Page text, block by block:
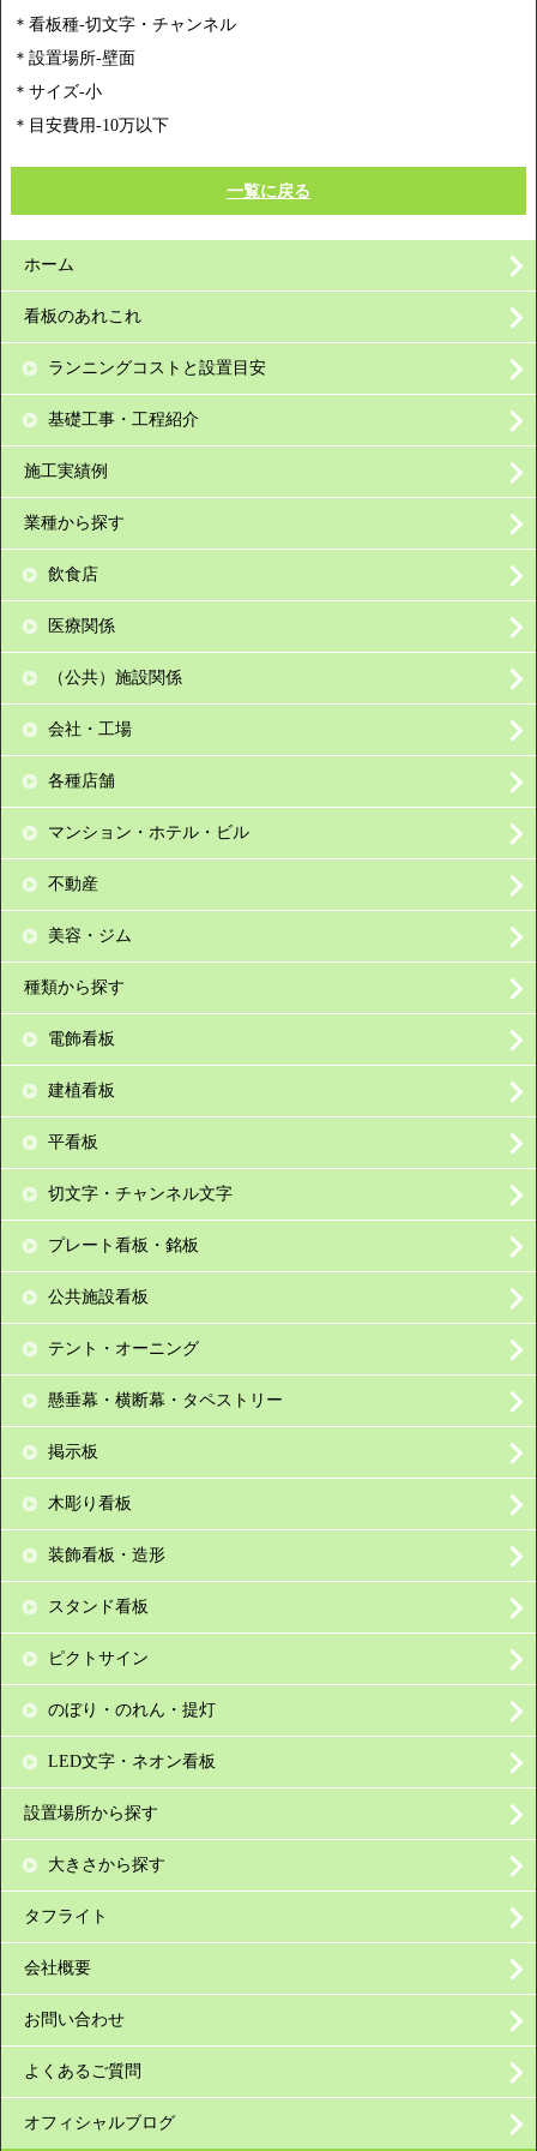
＊看板種-切文字・チャンネル
＊設置場所-壁面
＊サイズ-小
＊目安費用-10万以下
一覧に戻る
ホーム
看板のあれこれ
ランニングコストと設置目安
基礎工事・工程紹介
施工実績例
業種から探す
飲食店
医療関係
（公共）施設関係
会社・工場
各種店舗
マンション・ホテル・ビル
不動産
美容・ジム
種類から探す
電飾看板
建植看板
平看板
切文字・チャンネル文字
プレート看板・銘板
公共施設看板
テント・オーニング
懸垂幕・横断幕・タペストリー
掲示板
木彫り看板
装飾看板・造形
スタンド看板
ピクトサイン
のぼり・のれん・提灯
LED文字・ネオン看板
設置場所から探す
大きさから探す
タフライト
会社概要
お問い合わせ
よくあるご質問
オフィシャルブログ